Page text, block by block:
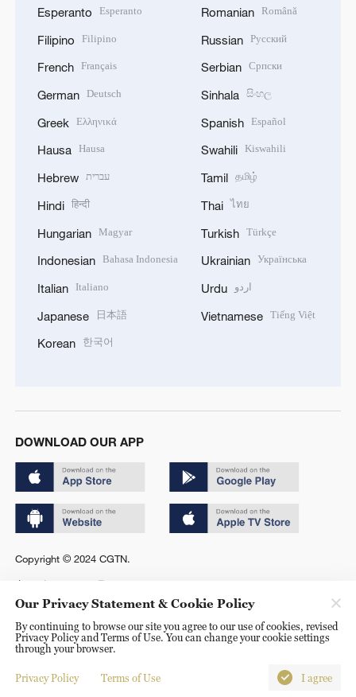
Esperanto Esperanto
Filipino Filipino
French Français
German Deutsch
Greek Ελληνικά
Hausa Hausa
Hebrew עברית
Hindi हिन्दी
Hungarian Magyar
Indonesian Bahasa Indonesia
Italian Italiano
Japanese 日本語
Korean 한국어
Romanian Română
Russian Русский
Serbian Српски
Sinhala සිංහල
Spanish Español
Swahili Kiswahili
Tamil தமிழ்
Thai ไทย
Turkish Türkçe
Ukrainian Українська
Urdu اردو
Vietnamese Tiếng Việt
DOWNLOAD OUR APP
Copyright © 2024 CGTN.
京ICP备20000184号
京公网安备 11010502050052号
Disinformation report hotline: 010-85061466
Our Privacy Statement & Cookie Policy
By continuing to browse our site you agree to our use of cookies, revised
Privacy Policy and Terms of Use. You can change your cookie settings
through your browser.
Privacy Policy Terms of Use I agree